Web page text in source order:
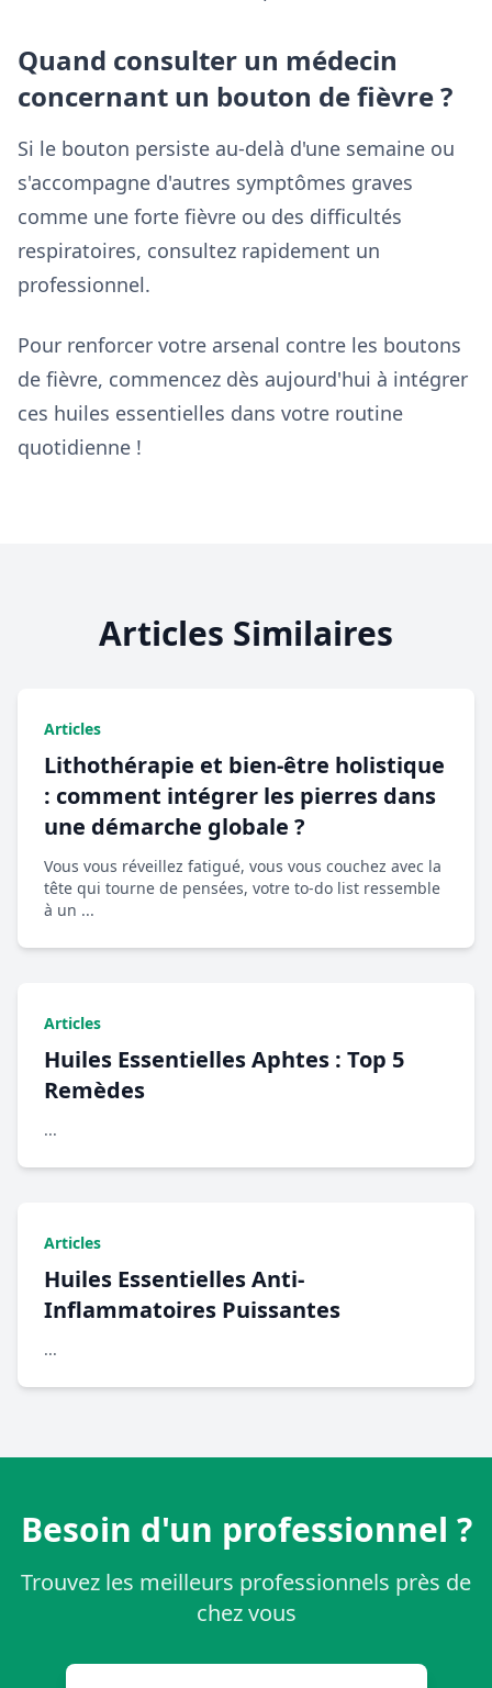
Quand consulter un médecin
concernant un bouton de fièvre ?
Si le bouton persiste au-delà d'une semaine ou
s'accompagne d'autres symptômes graves
comme une forte fièvre ou des difficultés
respiratoires, consultez rapidement un
professionnel.
Pour renforcer votre arsenal contre les boutons
de fièvre, commencez dès aujourd'hui à intégrer
ces huiles essentielles dans votre routine
quotidienne !
Articles Similaires
Articles
Lithothérapie et bien-être holistique
: comment intégrer les pierres dans
une démarche globale ?
Vous vous réveillez fatigué, vous vous couchez avec la
tête qui tourne de pensées, votre to-do list ressemble
à un ...
Articles
Huiles Essentielles Aphtes : Top 5
Remèdes
...
Articles
Huiles Essentielles Anti-
Inflammatoires Puissantes
...
Besoin d'un professionnel ?
Trouvez les meilleurs professionnels près de
chez vous